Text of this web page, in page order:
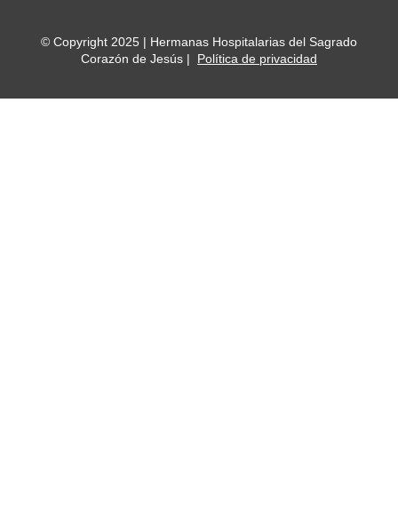
© Copyright 2025 | Hermanas Hospitalarias del Sagrado
Corazón de Jesús | Política de privacidad